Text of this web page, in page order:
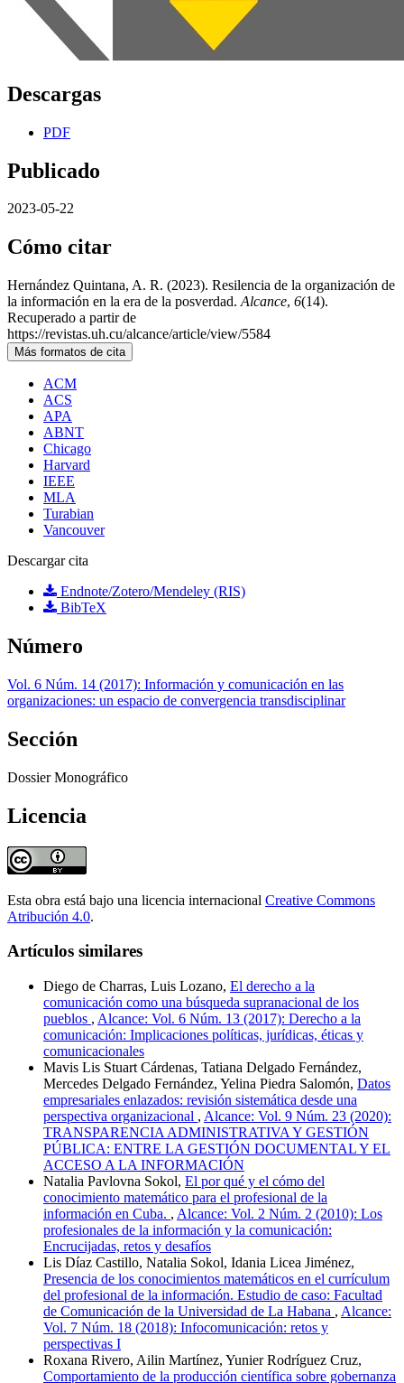
Descargas
PDF
Publicado
2023-05-22
Cómo citar
Hernández Quintana, A. R. (2023). Resilencia de la organización de
la información en la era de la posverdad. Alcance, 6(14).
Recuperado a partir de
https://revistas.uh.cu/alcance/article/view/5584
Más formatos de cita
ACM
ACS
APA
ABNT
Chicago
Harvard
IEEE
MLA
Turabian
Vancouver
Descargar cita
Endnote/Zotero/Mendeley (RIS)
BibTeX
Número
Vol. 6 Núm. 14 (2017): Información y comunicación en las
organizaciones: un espacio de convergencia transdisciplinar
Sección
Dossier Monográfico
Licencia
Esta obra está bajo una licencia internacional Creative Commons
Atribución 4.0.
Artículos similares
Diego de Charras, Luis Lozano, El derecho a la
comunicación como una búsqueda supranacional de los
pueblos , Alcance: Vol. 6 Núm. 13 (2017): Derecho a la
comunicación: Implicaciones políticas, jurídicas, éticas y
comunicacionales
Mavis Lis Stuart Cárdenas, Tatiana Delgado Fernández,
Mercedes Delgado Fernández, Yelina Piedra Salomón, Datos
empresariales enlazados: revisión sistemática desde una
perspectiva organizacional , Alcance: Vol. 9 Núm. 23 (2020):
TRANSPARENCIA ADMINISTRATIVA Y GESTIÓN
PÚBLICA: ENTRE LA GESTIÓN DOCUMENTAL Y EL
ACCESO A LA INFORMACIÓN
Natalia Pavlovna Sokol, El por qué y el cómo del
conocimiento matemático para el profesional de la
información en Cuba. , Alcance: Vol. 2 Núm. 2 (2010): Los
profesionales de la información y la comunicación:
Encrucijadas, retos y desafíos
Lis Díaz Castillo, Natalia Sokol, Idania Licea Jiménez,
Presencia de los conocimientos matemáticos en el currículum
del profesional de la información. Estudio de caso: Facultad
de Comunicación de la Universidad de La Habana , Alcance:
Vol. 7 Núm. 18 (2018): Infocomunicación: retos y
perspectivas I
Roxana Rivero, Ailin Martínez, Yunier Rodríguez Cruz,
Comportamiento de la producción científica sobre gobernanza